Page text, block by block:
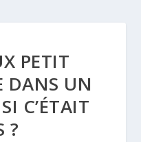
PETIT
DANS UN
C’ÉTAIT
?